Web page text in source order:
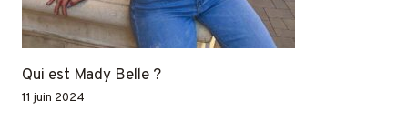
Qui est Mady Belle ?
11 juin 2024